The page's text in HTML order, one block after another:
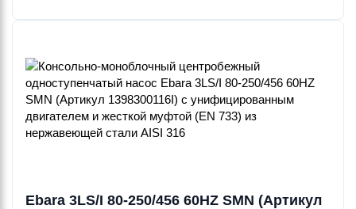
Ebara 3LS/I 80-250/456 60HZ SMN (Артикул